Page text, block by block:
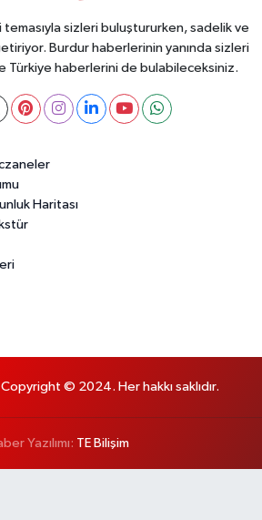
sizleri buluştururken, sadelik ve
Burdur haberlerinin yanında sizleri
Türkiye haberlerini de bulabileceksiniz.
Haritası
Copyright © 2024. Her hakkı saklıdır.
Yazılımı: TE Bilişim